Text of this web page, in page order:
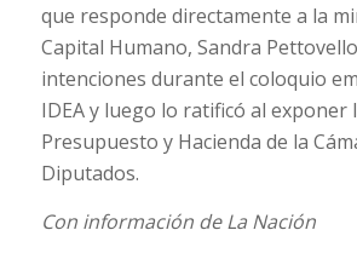
que responde directamente a la
Capital Humano, Sandra
intenciones durante el coloquio
IDEA y luego lo ratificó al exponer
Presupuesto y Hacienda de la
Diputados.
Con información de La Nación